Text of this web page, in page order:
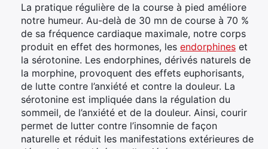
La pratique régulière de la course à pied améliore
notre humeur. Au-delà de 30 mn de course à 70 %
de sa fréquence cardiaque maximale, notre corps
produit en effet des hormones, les endorphines et
la sérotonine. Les endorphines, dérivés naturels de
la morphine, provoquent des effets euphorisants,
de lutte contre l’anxiété et contre la douleur. La
sérotonine est impliquée dans la régulation du
sommeil, de l’anxiété et de la douleur. Ainsi, courir
permet de lutter contre l’insomnie de façon
naturelle et réduit les manifestations extérieures de